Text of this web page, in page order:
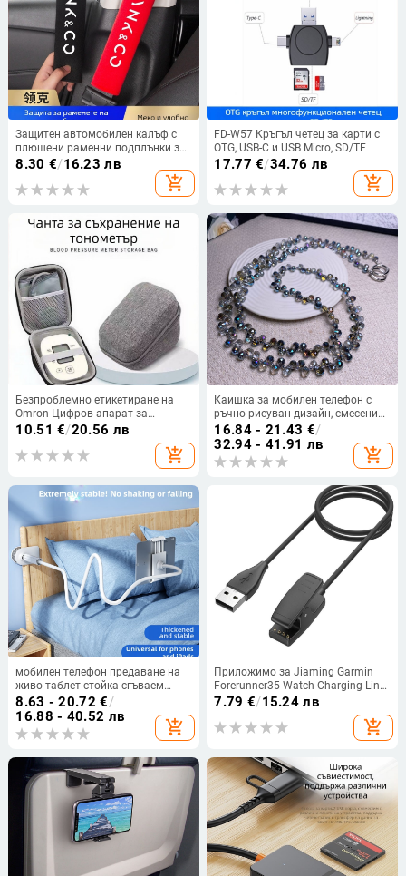
Защитен автомобилен калъф с
плюшени раменни подплънки за
Lynk 01/02/03/05/06/08/09 ZERO
8.30 €/16.23 лв
add_shopping_cart
FD-W57 Кръгъл четец за карти с
OTG, USB-C и USB Micro, SD/TF
17.77 €/34.76 лв
add_shopping_cart
Безпроблемно етикетиране на
Omron Цифров апарат за
измерване на кръвно налягане,
чанта за козметика Eva, защита
за апарат за измерване на
10.51 €/20.56 лв
add_shopping_cart
Каишка за мобилен телефон с
ръчно рисуван дизайн, смесени
материали, усилване от
стоманена жица, метална
катарама, самостоятелна
опаковка
16.84 - 21.43 €/
32.94 - 41.91 лв
add_shopping_cart
мобилен телефон предаване на
живо таблет стойка сгъваем
компютър мързелив креативен
настолен компютър легло щипка
за глава многофункционален
артефакт
8.63 - 20.72 €/
16.88 - 40.52 лв
add_shopping_cart
Приложимо за Jiaming Garmin
Forerunner35 Watch Charging Line
235 630s20 Charger Data Line
7.79 €/15.24 лв
add_shopping_cart